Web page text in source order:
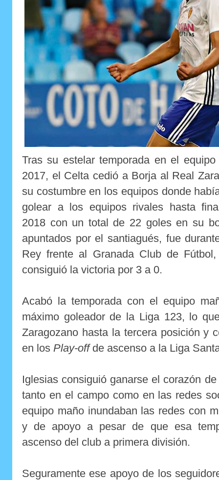
Tras su estelar temporada en el
2017, el Celta cedió a Borja al Real
su costumbre en los equipos donde
golear a los equipos rivales hasta
2018 con un total de 22 goles en su
apuntados por el santiagués, fue
Rey frente al Granada Club de
consiguió la victoria por 3 a 0.
Acabó la temporada con el equipo
máximo goleador de la Liga 123, lo
Zaragozano hasta la tercera posición y
en los Play-offde ascenso a la Liga
Iglesias consiguió ganarse el corazón
tanto en el campo como en las redes
equipo maño inundaban las redes con
y de apoyo a pesar de que esa
ascenso del club a primera división.
Seguramente ese apoyo de los